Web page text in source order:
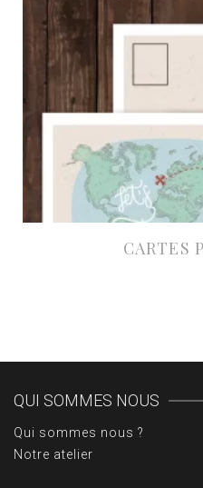
CARTES
QUI SOMMES NOUS
Qui sommes nous ?
Notre atelier